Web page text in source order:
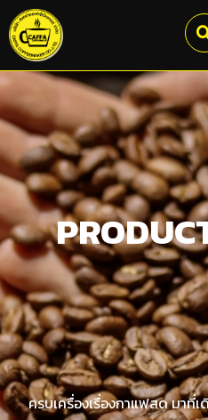
ครบเครื่องเรื่องกาแฟสด มาที่